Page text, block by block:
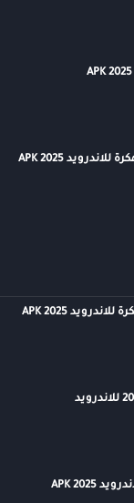
تنزيل لعبه Hungry Shark Evolution مهكرة للاندرويد APK 2025